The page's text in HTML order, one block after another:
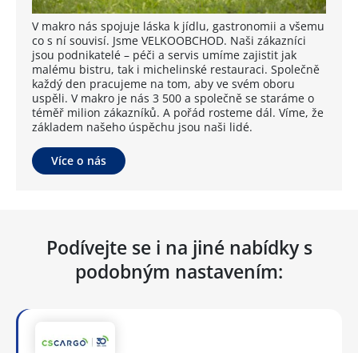
V makro nás spojuje láska k jídlu, gastronomii a všemu
co s ní souvisí. Jsme VELKOOBCHOD. Naši zákazníci
jsou podnikatelé – péči a servis umíme zajistit jak
malému bistru, tak i michelinské restauraci. Společně
každý den pracujeme na tom, aby ve svém oboru
uspěli. V makro je nás 3 500 a společně se staráme o
téměř milion zákazníků. A pořád rosteme dál. Víme, že
základem našeho úspěchu jsou naši lidé.
Více o nás
Podívejte se i na jiné nabídky s
podobným nastavením: